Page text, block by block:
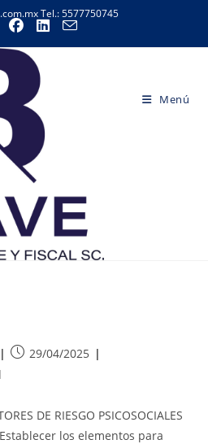
Tel.: 5577750745
Menú
Publicación
29/04/2025
DE RIESGO PSICOSOCIALES
los elementos para